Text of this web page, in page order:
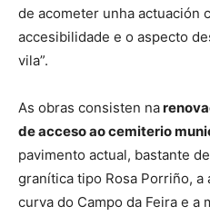
de acometer unha actuación
accesibilidade e o aspecto
vila”.
As obras consisten na
de acceso ao cemiterio
pavimento actual, bastante
granítica tipo Rosa Porriño,
curva do Campo da Feira e a